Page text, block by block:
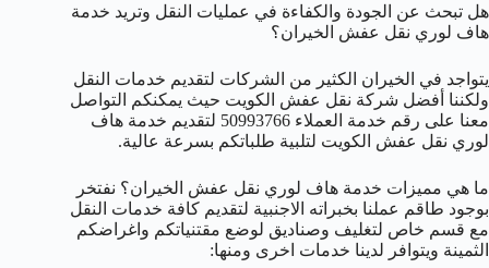
هل تبحث عن الجودة والكفاءة في عمليات النقل وتريد خدمة
هاف لوري نقل عفش الخيران؟
يتواجد في الخيران الكثير من الشركات لتقديم خدمات النقل
ولكننا أفضل شركة نقل عفش الكويت حيث يمكنكم التواصل
معنا على رقم خدمة العملاء 50993766 لتقديم خدمة هاف
لوري نقل عفش الكويت لتلبية طلباتكم بسرعة عالية.
ما هي مميزات خدمة هاف لوري نقل عفش الخيران؟ نفتخر
بوجود طاقم عملنا بخبراته الاجنبية لتقديم كافة خدمات النقل
مع قسم خاص لتغليف وصناديق لوضع مقتنياتكم واغراضكم
الثمينة ويتوافر لدينا خدمات اخرى ومنها: